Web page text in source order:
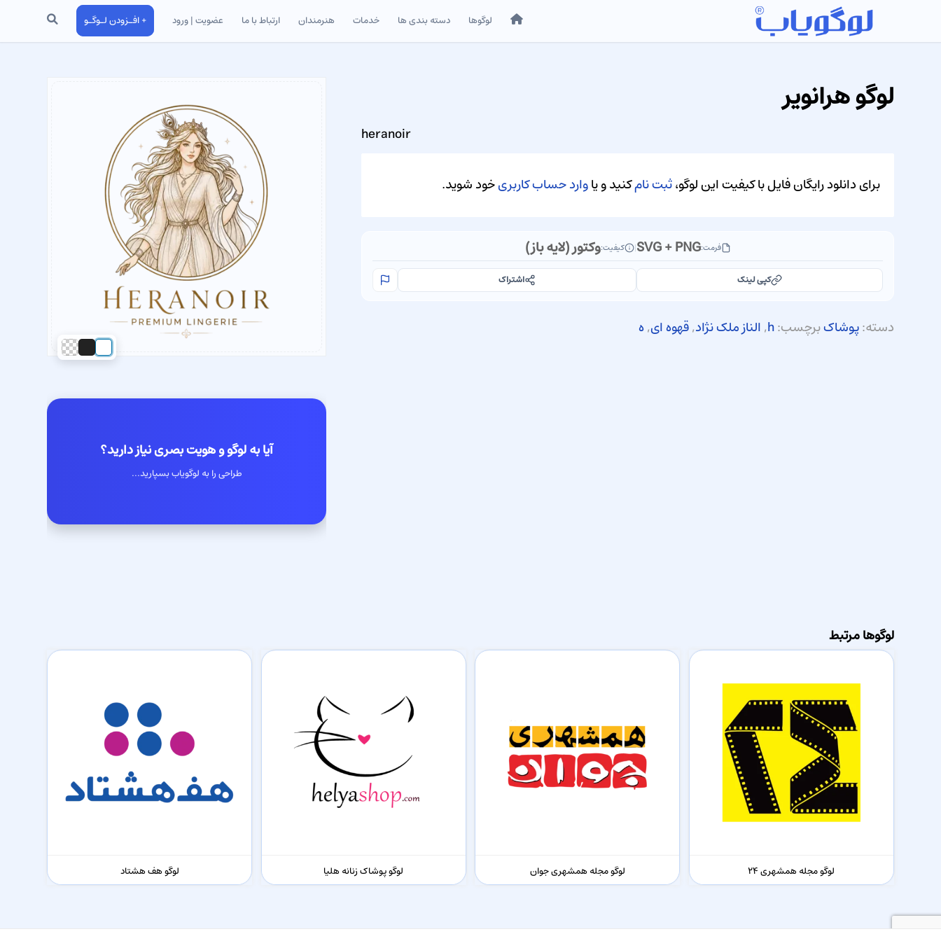
خانه لوگوها دسته بندی ها خدمات هنرمندان ارتباط با ما عضویت | ورود + افـزودن لـوگـو جستجو
آیا به لوگو و هویت بصری نیاز دارید؟
طراحی را به لوگویاب بسپارید...
لوگو هرانویر
heranoir
برای دانلود رایگان فایل با کیفیت این لوگو،ثبت نامکنید و یاوارد حساب کاربریخود شوید.
فرمت:SVG + PNG
| کیفیت:وکتور (لایه باز)
کپی لینک اشتراک
دسته:پوشاکبرچسب:h
,الناز ملک نژاد,قهوه ای,ه
لوگوها مرتبط
لوگو مجله همشهری ۲۴ لوگو مجله همشهری جوان لوگو پوشاک زنانه هلیا لوگو هف هشتاد